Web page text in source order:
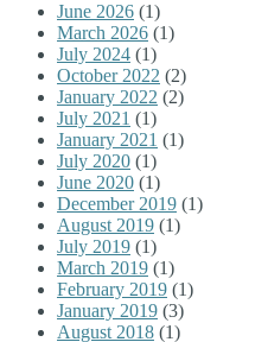
June 2026 (1)
March 2026 (1)
July 2024 (1)
October 2022 (2)
January 2022 (2)
July 2021 (1)
January 2021 (1)
July 2020 (1)
June 2020 (1)
December 2019 (1)
August 2019 (1)
July 2019 (1)
March 2019 (1)
February 2019 (1)
January 2019 (3)
August 2018 (1)